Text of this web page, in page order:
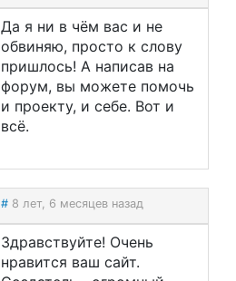
Да я ни в чём вас и не
обвиняю, просто к слову
пришлось! А написав на
форум, вы можете помочь
и проекту, и себе. Вот и
всё.
# 8 лет, 6 месяцев назад
Здравствуйте! Очень
нравится ваш сайт.